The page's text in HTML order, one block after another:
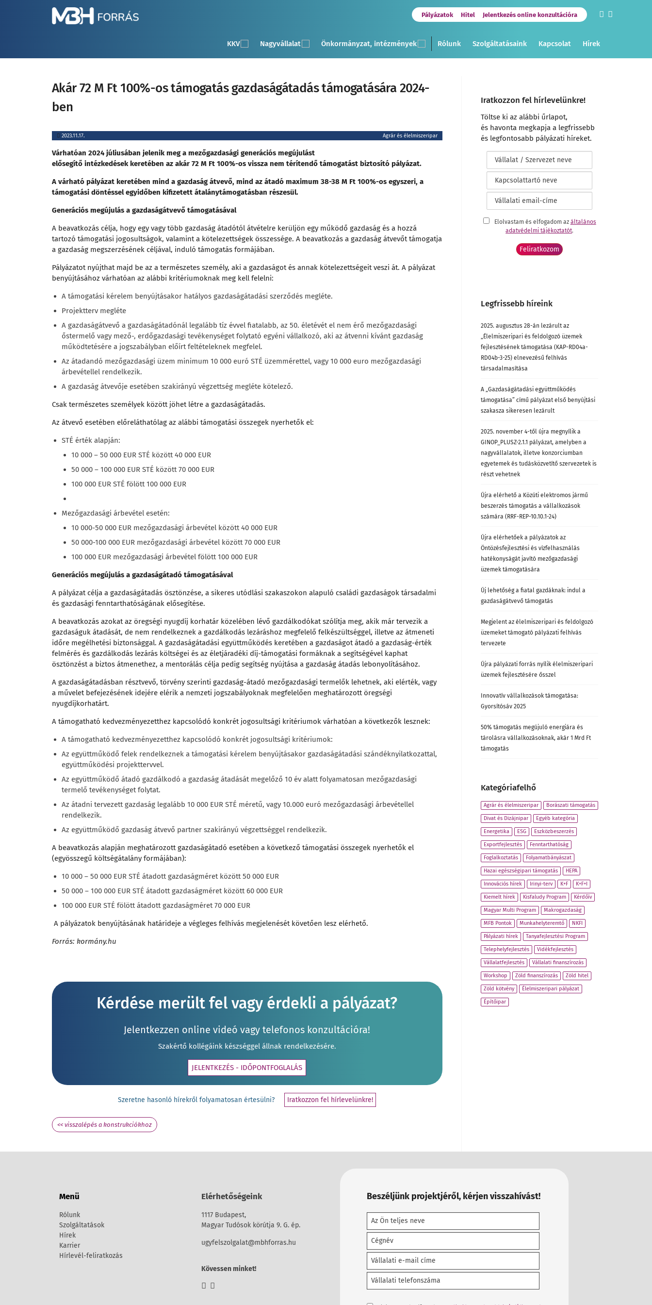
Pályázatok Hitel Jelentkezés online konzultációra
KKV Nagyvállalat Önkormányzat, intézmények Rólunk Szolgáltatásaink Kapcsolat Hírek
Akár 72 M Ft 100%-os támogatás gazdaságátadás támogatására 2024-
ben
2023.11.17. Agrár és élelmiszeripar
Várhatóan 2024 júliusában jelenik meg a mezőgazdasági generációs megújulást
elősegítő intézkedések keretében az akár 72 M Ft 100%-os vissza nem térítendő támogatást biztosító pályázat.
A várható pályázat keretében mind a gazdaság átvevő, mind az átadó maximum 38-38 M Ft 100%-os egyszeri, a
támogatási döntéssel egyidőben kifizetett átalánytámogatásban részesül.
Generációs megújulás a gazdaságátvevő támogatásával
A beavatkozás célja, hogy egy vagy több gazdaság átadótól átvételre kerüljön egy működő gazdaság és a hozzá
tartozó támogatási jogosultságok, valamint a kötelezettségek összessége. A beavatkozás a gazdaság átvevőt támogatja
a gazdaság megszerzésének céljával, induló támogatás formájában.
Pályázatot nyújthat majd be az a természetes személy, aki a gazdaságot és annak kötelezettségeit veszi át. A pályázat
benyújtásához várhatóan az alábbi kritériumoknak meg kell felelni:
A támogatási kérelem benyújtásakor hatályos gazdaságátadási szerződés megléte.
Projektterv megléte
A gazdaságátvevő a gazdaságátadónál legalább tíz évvel fiatalabb, az 50. életévét el nem érő mezőgazdasági
őstermelő vagy mező-, erdőgazdasági tevékenységet folytató egyéni vállalkozó, aki az átvenni kívánt gazdaság
működtetésére a jogszabályban előírt feltételeknek megfelel.
Az átadandó mezőgazdasági üzem minimum 10 000 euró STÉ üzemmérettel, vagy 10 000 euro mezőgazdasági
árbevétellel rendelkezik.
A gazdaság átvevője esetében szakirányú végzettség megléte kötelező.
Csak természetes személyek között jöhet létre a gazdaságátadás.
Az átvevő esetében előreláthatólag az alábbi támogatási összegek nyerhetők el:
STÉ érték alapján:
10 000 – 50 000 EUR STÉ között 40 000 EUR
50 000 – 100 000 EUR STÉ között 70 000 EUR
100 000 EUR STÉ fölött 100 000 EUR
Mezőgazdasági árbevétel esetén:
10 000-50 000 EUR mezőgazdasági árbevétel között 40 000 EUR
50 000-100 000 EUR mezőgazdasági árbevétel között 70 000 EUR
100 000 EUR mezőgazdasági árbevétel fölött 100 000 EUR
Generációs megújulás a gazdaságátadó támogatásával
A pályázat célja a gazdaságátadás ösztönzése, a sikeres utódlási szakaszokon alapuló családi gazdaságok társadalmi
és gazdasági fenntarthatóságának elősegítése.
A beavatkozás azokat az öregségi nyugdíj korhatár közelében lévő gazdálkodókat szólítja meg, akik már tervezik a
gazdaságuk átadását, de nem rendelkeznek a gazdálkodás lezáráshoz megfelelő felkészültséggel, illetve az átmeneti
időre megélhetési biztonsággal. A gazdaságátadási együttműködés keretében a gazdaságot átadó a gazdaság-érték
felmérés és gazdálkodás lezárás költségei és az életjáradéki díj-támogatási formáknak a segítségével kaphat
ösztönzést a biztos átmenethez, a mentorálás célja pedig segítség nyújtása a gazdaság átadás lebonyolításához.
A gazdaságátadásban résztvevő, törvény szerinti gazdaság-átadó mezőgazdasági termelők lehetnek, aki elérték, vagy
a művelet befejezésének idejére elérik a nemzeti jogszabályoknak megfelelően meghatározott öregségi
nyugdíjkorhatárt.
A támogatható kedvezményezetthez kapcsolódó konkrét jogosultsági kritériumok várhatóan a következők lesznek:
A támogatható kedvezményezetthez kapcsolódó konkrét jogosultsági kritériumok:
Az együttműködő felek rendelkeznek a támogatási kérelem benyújtásakor gazdaságátadási szándéknyilatkozattal,
együttműködési projekttervvel.
Az együttműködő átadó gazdálkodó a gazdaság átadását megelőző 10 év alatt folyamatosan mezőgazdasági
termelő tevékenységet folytat.
Az átadni tervezett gazdaság legalább 10 000 EUR STÉ méretű, vagy 10.000 euró mezőgazdasági árbevétellel
rendelkezik.
Az együttműködő gazdaság átvevő partner szakirányú végzettséggel rendelkezik.
A beavatkozás alapján meghatározott gazdaságátadó esetében a következő támogatási összegek nyerhetők el
(egyösszegű költségátalány formájában):
10 000 – 50 000 EUR STÉ átadott gazdaságméret között 50 000 EUR
50 000 – 100 000 EUR STÉ átadott gazdaságméret között 60 000 EUR
100 000 EUR STÉ fölött átadott gazdaságméret 70 000 EUR
A pályázatok benyújtásának határideje a végleges felhívás megjelenését követően lesz elérhető.
Forrás: kormány.hu
Kérdése merült fel vagy érdekli a pályázat?
Jelentkezzen online videó vagy telefonos konzultációra!
Szakértő kollégáink készséggel állnak rendelkezésére.
JELENTKEZÉS - IDŐPONTFOGLALÁS
Szeretne hasonló hírekről folyamatosan értesülni? Iratkozzon fel hírlevelünkre!
<< visszalépés a konstrukciókhoz
Iratkozzon fel hírlevelünkre!
Töltse ki az alábbi űrlapot,
és havonta megkapja a legfrissebb
és legfontosabb pályázati híreket.
Elolvastam és elfogadom az általános
adatvédelmi tájékoztatót.
Legfrissebb híreink
2025. augusztus 28-án lezárult az
„Élelmiszeripari és feldolgozó üzemek
fejlesztésének támogatása (KAP-RD04a-
RD04b-3-25) elnevezésű felhívás
társadalmasítása
A „Gazdaságátadási együttműködés
támogatása” című pályázat első benyújtási
szakasza sikeresen lezárult
2025. november 4-től újra megnyílik a
GINOP_PLUSZ-2.1.1 pályázat, amelyben a
nagyvállalatok, illetve konzorciumban
egyetemek és tudásközvetítő szervezetek is
részt vehetnek
Újra elérhető a Közúti elektromos jármű
beszerzés támogatás a vállalkozások
számára (RRF-REP-10.10.1-24)
Újra elérhetőek a pályázatok az
Öntözésfejlesztési és vízfelhasználás
hatékonyságát javító mezőgazdasági
üzemek támogatására
Új lehetőség a fiatal gazdáknak: indul a
gazdaságátvevő támogatás
Megjelent az élelmiszeripari és feldolgozó
üzemeket támogató pályázati felhívás
tervezete
Újra pályázati forrás nyílik élelmiszeripari
üzemek fejlesztésére ősszel
Innovatív vállalkozások támogatása:
Gyorsítósáv 2025
50% támogatás megújuló energiára és
tárolásra vállalkozásoknak, akár 1 Mrd Ft
támogatás
Kategóriafelhő
Agrár és élelmiszeripar Borászati támogatás
Divat és Dizájnipar Egyéb kategória
Energetika ESG Eszközbeszerzés
Exportfejlesztés Fenntarthatóság
Foglalkoztatás Folyamatbányászat
Hazai egészségipari támogatás HEPA
Innovációs hírek Irinyi-terv K+F K+F+I
Kiemelt hírek Kisfaludy Program Kérdőív
Magyar Multi Program Makrogazdaság
MFB Pontok Munkahelyteremtő NKFI
Pályázati hírek Tanyafejlesztési Program
Telephelyfejlesztés Vidékfejlesztés
Vállalatfejlesztés Vállalati finanszírozás
Workshop Zöld finanszírozás Zöld hitel
Zöld kötvény Élelmiszeripari pályázat
Építőipar
Menü
Rólunk
Szolgáltatások
Hírek
Karrier
Hírlevél-feliratkozás
Elérhetőségeink
1117 Budapest,
Magyar Tudósok körútja 9. G. ép.
ugyfelszolgalat@mbhforras.hu
Kövessen minket!
Beszéljünk projektjéről, kérjen visszahívást!